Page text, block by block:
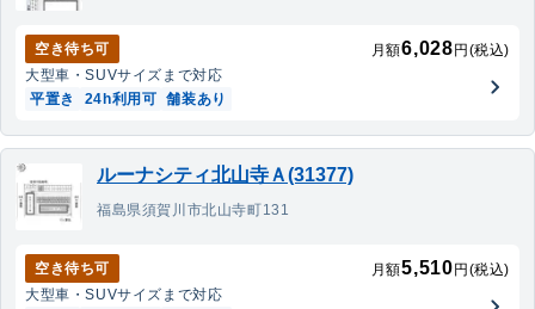
空き待ち可 月額6,028 円(税込)
大型車・SUVサイズまで対応
平置き
24h利用可 舗装あり
ルーナシティ北山寺Ａ(31377)
福島県須賀川市北山寺町131
空き待ち可 月額5,510 円(税込)
大型車・SUVサイズまで対応